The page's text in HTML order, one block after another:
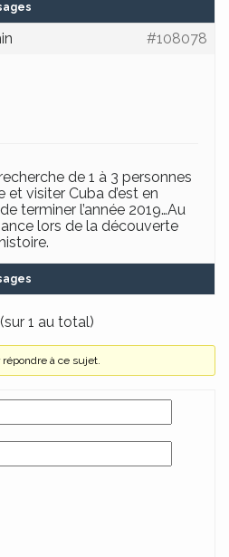
#108078
de 1 à 3 personnes
visiter Cuba d’est en
terminer l’année 2019…Au
lors de la découverte
1 au total)
à ce sujet.